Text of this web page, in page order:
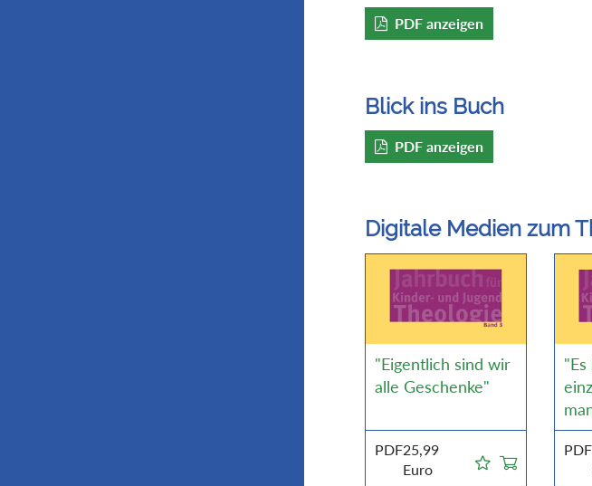
PDF anzeigen
Blick ins Buch
PDF anzeigen
Digitale Medien zum
"Eigentlich sind wir
alle Geschenke"
PDF25,99
Euro
PDF